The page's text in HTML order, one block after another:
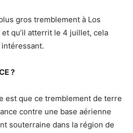
gros tremblement à Los
qu’il atterrit le 4 juillet, cela
?
est que ce tremblement de terre
contre une base aérienne
souterraine dans la région de